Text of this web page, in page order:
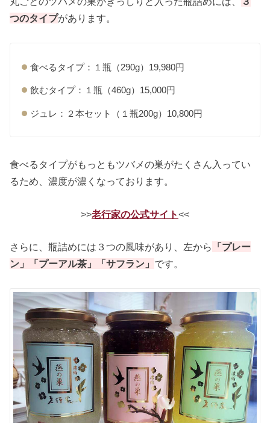
つのタイプがあります。
食べるタイプ：１瓶（290g）19,980円
飲むタイプ：１瓶（460g）15,000円
ジュレ：２本セット（１瓶200g）10,800円
食べるタイプがもっともツバメの巣がたくさん入ってい
るため、濃度が濃くなっております。
>>老行家の公式サイト<<
さらに、瓶詰めには３つの風味があり、左から
「プレー
ン」「プーアル茶」「サフラン」 です。